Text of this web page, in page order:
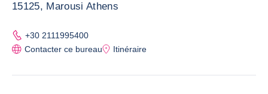
15125, Marousi Athens
+30 2111995400
Contacter ce bureau
Itinéraire